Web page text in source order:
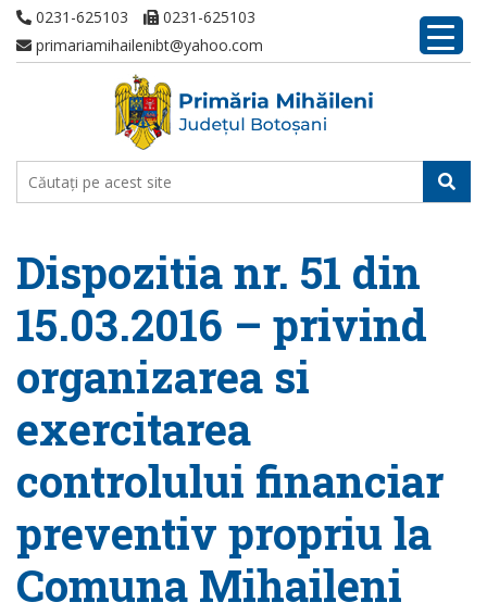
0231-625103
0231-625103
primariamihailenibt@yahoo.com
Dispozitia nr. 51 din
15.03.2016 – privind
organizarea si
exercitarea
controlului financiar
preventiv propriu la
Comuna Mihaileni